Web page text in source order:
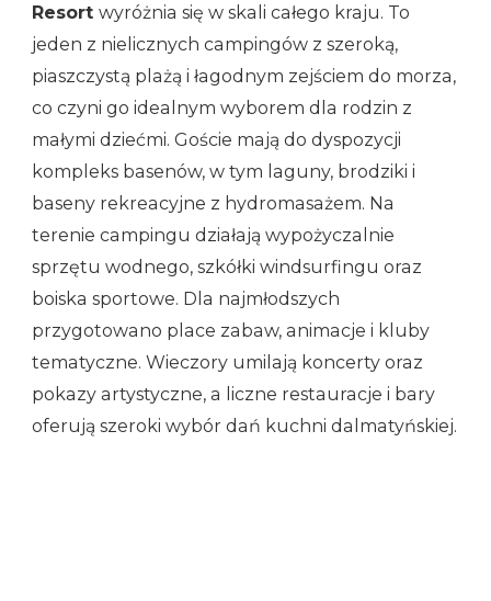
Resort wyróżnia się w skali całego kraju. To
jeden z nielicznych campingów z szeroką,
piaszczystą plażą i łagodnym zejściem do morza,
co czyni go idealnym wyborem dla rodzin z
małymi dziećmi. Goście mają do dyspozycji
kompleks basenów, w tym laguny, brodziki i
baseny rekreacyjne z hydromasażem. Na
terenie campingu działają wypożyczalnie
sprzętu wodnego, szkółki windsurfingu oraz
boiska sportowe. Dla najmłodszych
przygotowano place zabaw, animacje i kluby
tematyczne. Wieczory umilają koncerty oraz
pokazy artystyczne, a liczne restauracje i bary
oferują szeroki wybór dań kuchni dalmatyńskiej.